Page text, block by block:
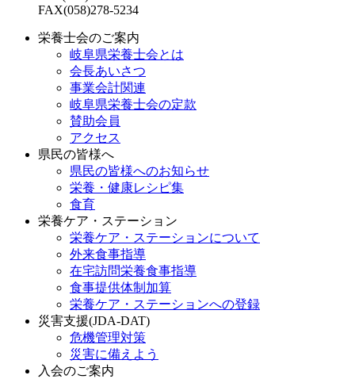
FAX(058)278-5234
栄養士会のご案内
岐阜県栄養士会とは
会長あいさつ
事業会計関連
岐阜県栄養士会の定款
賛助会員
アクセス
県民の皆様へ
県民の皆様へのお知らせ
栄養・健康レシピ集
食育
栄養ケア・ステーション
栄養ケア・ステーションについて
外来食事指導
在宅訪問栄養食事指導
食事提供体制加算
栄養ケア・ステーションへの登録
災害支援(JDA-DAT)
危機管理対策
災害に備えよう
入会のご案内